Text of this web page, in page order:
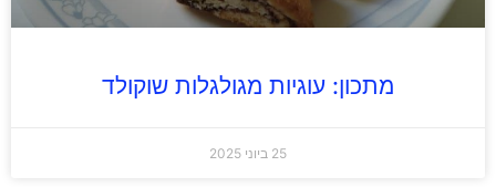
מתכון: עוגיות מגולגלות שוקולד
25 ביוני 2025